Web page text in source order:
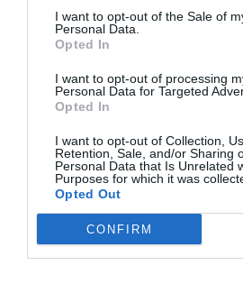
I want to opt-out of the Sale of
Personal Data.
Opted In
I want to opt-out of processing
Personal Data for Targeted
Opted In
I want to opt-out of Collection,
Retention, Sale, and/or Sharing
Personal Data that Is Unrelated
Purposes for which it was
Opted Out
CONFIRM
Índex2P
Covid-19